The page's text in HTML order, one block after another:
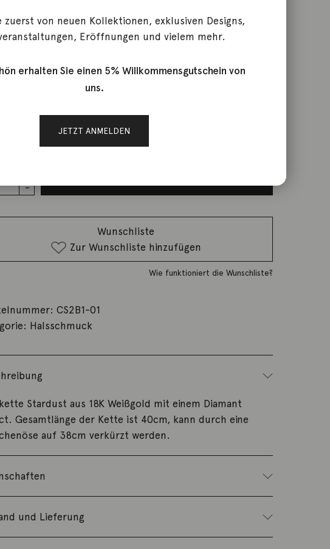
Stardust Brillant 18K
Wunschliste
Zur Wunschliste hinzufügen
Wie funktioniert die Wunschliste?
CS2B1-01
Halsschmuck
Stardust aus 18K Weißgold mit einem Diamant
Gesamtlänge der Kette ist 40cm, kann durch eine
auf 38cm verkürzt werden.
und Lieferung
zuerst von neuen Kollektionen, exklusiven Designs,
Eröffnungen und vielem mehr.
erhalten Sie einen 5% Willkommensgutschein von
uns.
JETZT ANMELDEN